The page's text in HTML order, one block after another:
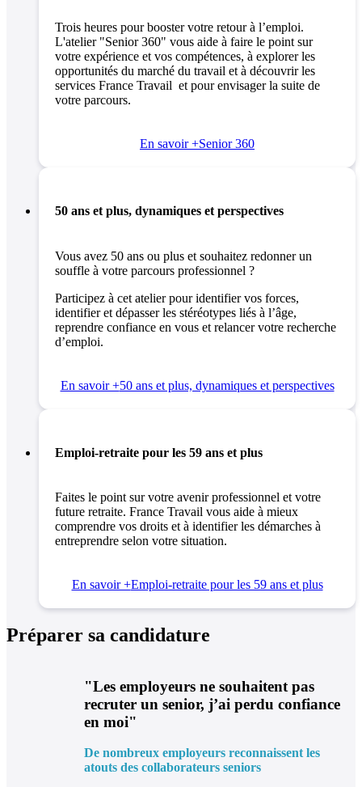
Trois heures pour booster votre retour à l’emploi.
L'atelier "Senior 360" vous aide à faire le point sur
votre expérience et vos compétences, à explorer les
opportunités du marché du travail et à découvrir les
services France Travail et pour envisager la suite de
votre parcours.
En savoir +Senior 360
50 ans et plus, dynamiques et perspectives
Vous avez 50 ans ou plus et souhaitez redonner un
souffle à votre parcours professionnel ?
Participez à cet atelier pour identifier vos forces,
identifier et dépasser les stéréotypes liés à l’âge,
reprendre confiance en vous et relancer votre recherche
d’emploi.
En savoir +50 ans et plus, dynamiques et perspectives
Emploi-retraite pour les 59 ans et plus
Faites le point sur votre avenir professionnel et votre
future retraite. France Travail vous aide à mieux
comprendre vos droits et à identifier les démarches à
entreprendre selon votre situation.
En savoir +Emploi-retraite pour les 59 ans et plus
Préparer sa candidature
"Les employeurs ne souhaitent pas
recruter un senior, j’ai perdu confiance
en moi"
De nombreux employeurs reconnaissent les
atouts des collaborateurs seniors